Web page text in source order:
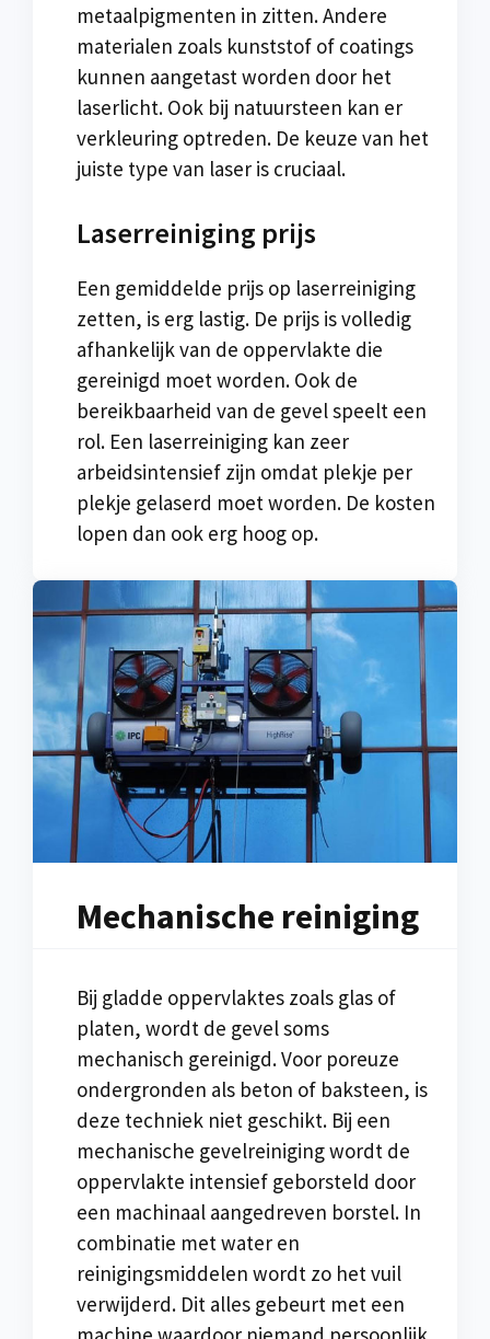
metaalpigmenten in zitten. Andere
materialen zoals kunststof of coatings
kunnen aangetast worden door het
laserlicht. Ook bij natuursteen kan er
verkleuring optreden. De keuze van het
juiste type van laser is cruciaal.
Laserreiniging prijs
Een gemiddelde prijs op laserreiniging
zetten, is erg lastig. De prijs is volledig
afhankelijk van de oppervlakte die
gereinigd moet worden. Ook de
bereikbaarheid van de gevel speelt een
rol. Een laserreiniging kan zeer
arbeidsintensief zijn omdat plekje per
plekje gelaserd moet worden. De kosten
lopen dan ook erg hoog op.
Mechanische reiniging
Bij gladde oppervlaktes zoals glas of
platen, wordt de gevel soms
mechanisch gereinigd. Voor poreuze
ondergronden als beton of baksteen, is
deze techniek niet geschikt. Bij een
mechanische gevelreiniging wordt de
oppervlakte intensief geborsteld door
een machinaal aangedreven borstel. In
combinatie met water en
reinigingsmiddelen wordt zo het vuil
verwijderd. Dit alles gebeurt met een